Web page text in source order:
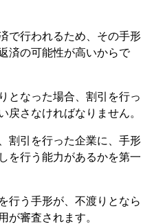
で行われるため、その手形
済の可能性が高いからで
となった場合、割引を行っ
戻さなければなりません。
割引を行った企業に、手形
を行う能力があるかを第一
行う手形が、不渡りとなら
が審査されます。